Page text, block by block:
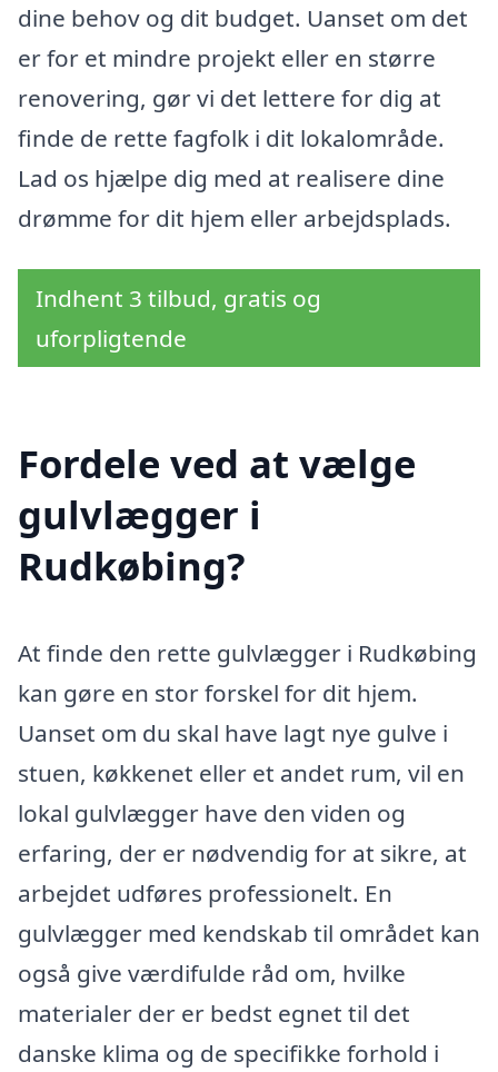
dine behov og dit budget. Uanset om det
er for et mindre projekt eller en større
renovering, gør vi det lettere for dig at
finde de rette fagfolk i dit lokalområde.
Lad os hjælpe dig med at realisere dine
drømme for dit hjem eller arbejdsplads.
Indhent 3 tilbud, gratis og
uforpligtende
Fordele ved at vælge
gulvlægger i
Rudkøbing?
At finde den rette gulvlægger i Rudkøbing
kan gøre en stor forskel for dit hjem.
Uanset om du skal have lagt nye gulve i
stuen, køkkenet eller et andet rum, vil en
lokal gulvlægger have den viden og
erfaring, der er nødvendig for at sikre, at
arbejdet udføres professionelt. En
gulvlægger med kendskab til området kan
også give værdifulde råd om, hvilke
materialer der er bedst egnet til det
danske klima og de specifikke forhold i